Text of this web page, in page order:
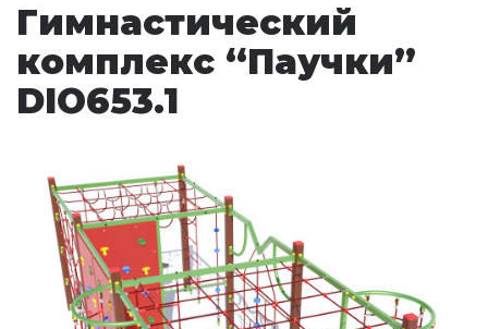
Гимнастический
комплекс “Паучки”
DIO653.1